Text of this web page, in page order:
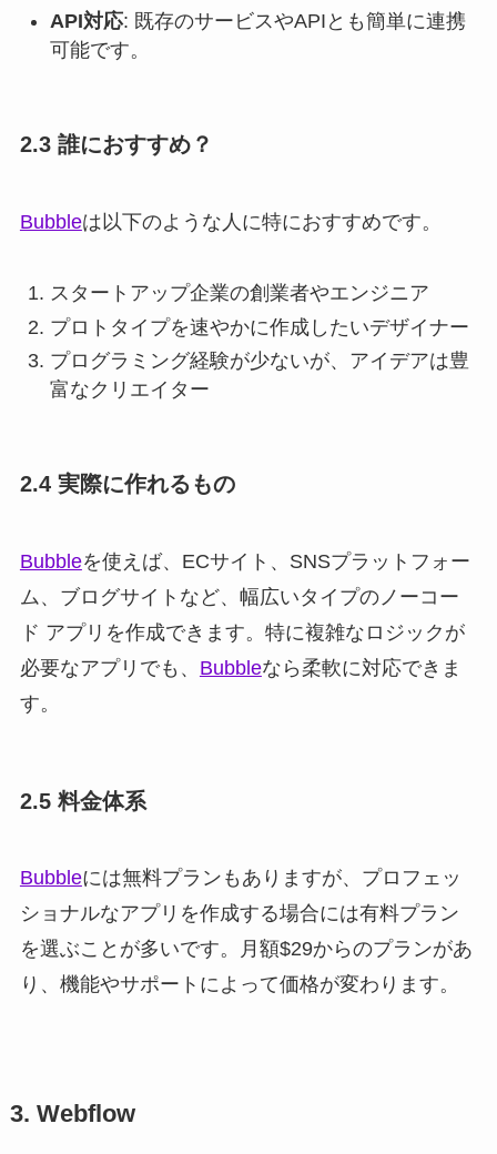
API対応: 既存のサービスやAPIとも簡単に連携
可能です。
2.3 誰におすすめ？
Bubbleは以下のような人に特におすすめです。
スタートアップ企業の創業者やエンジニア
プロトタイプを速やかに作成したいデザイナー
プログラミング経験が少ないが、アイデアは豊
富なクリエイター
2.4 実際に作れるもの
Bubbleを使えば、ECサイト、SNSプラットフォー
ム、ブログサイトなど、幅広いタイプのノーコー
ド アプリを作成できます。特に複雑なロジックが
必要なアプリでも、 Bubbleなら柔軟に対応できま
す。
2.5 料金体系
Bubbleには無料プランもありますが、プロフェッ
ショナルなアプリを作成する場合には有料プラン
を選ぶことが多いです。月額$29からのプランがあ
り、機能やサポートによって価格が変わります。
3. Webflow